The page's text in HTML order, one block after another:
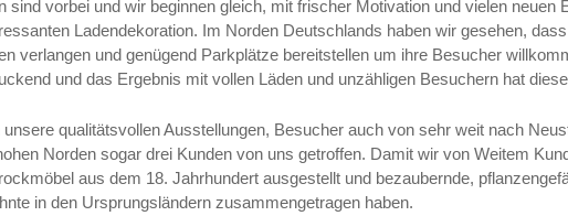
sind vorbei und wir beginnen gleich, mit frischer Motivation und vielen neuen
Ladendekoration. Im Norden Deutschlands haben wir gesehen,
verlangen und genügend Parkplätze bereitstellen um ihre Besucher
und das Ergebnis mit vollen Läden und unzähligen Besuchern hat
qualitätsvollen Ausstellungen, Besucher auch von sehr weit nach
Norden sogar drei Kunden von uns getroffen. Damit wir von Weitem
aus dem 18. Jahrhundert ausgestellt und bezaubernde,
in den Ursprungsländern zusammengetragen haben.